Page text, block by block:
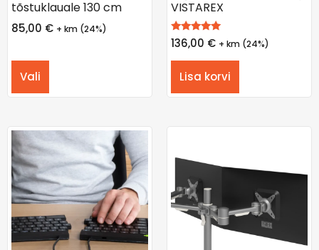
tõstuklauale 130 cm
85,00 € + km (24%)
Vali
VISTAREX
Hinnanguga
5.00
136,00 € + km (24%)
Lisa korvi